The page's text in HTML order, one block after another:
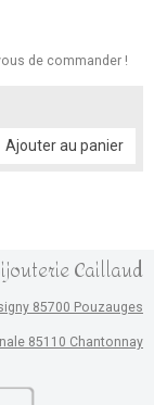
de commander !
Ajouter au panier
Caillaud
85700 Pouzauges
85110 Chantonnay